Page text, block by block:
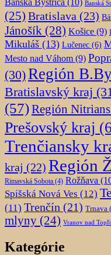
Banská
(25) Bratislava (23)
Jánošík (28) Košice (9)
Mikuláš (13) Lučenec (6)
Mesto nad Váhom (9)
(30)Región
Bratislavský kraj
(57)Región
Prešovský kraj
Trenčiansky
kraj (22) Región
Rimavská Sobota (4) Rožňava
Spišská Nová Ves (12)
(11) Trenčín (21) Trnava
mlyny (24) Vranov nad
Kategórie